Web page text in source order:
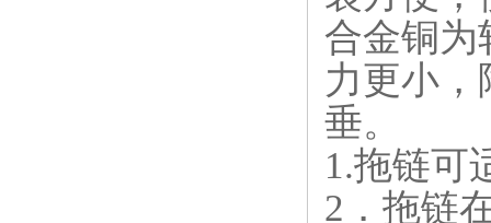
合金铜为
力更小
垂。
1.拖链可
2 ．拖链